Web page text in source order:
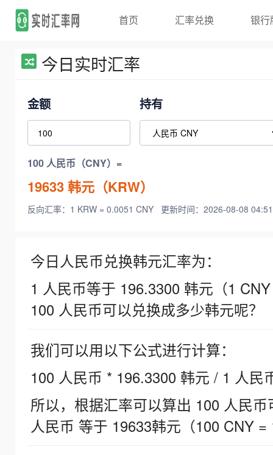
首页 汇率兑换 银行
今日实时汇率
金额 持有
100 人民币（CNY）=
19633韩元（KRW）
反向汇率：1 KRW = 0.0051 CNY 更新时间：2026-08-08
今日人民币兑换韩元汇率为：
1 人民币等于 196.3300 韩元（1
100 人民币可以兑换成多少韩元呢？
我们可以用以下公式进行计算：
100 人民币 * 196.3300 韩元 / 1 人民
所以，根据汇率可以算出 100 人民
人民币 等于 19633韩元（100 CNY =